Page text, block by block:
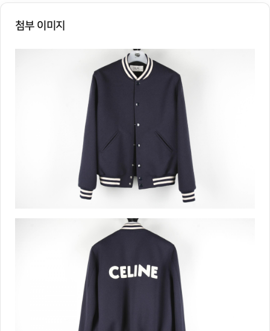
첨부 이미지